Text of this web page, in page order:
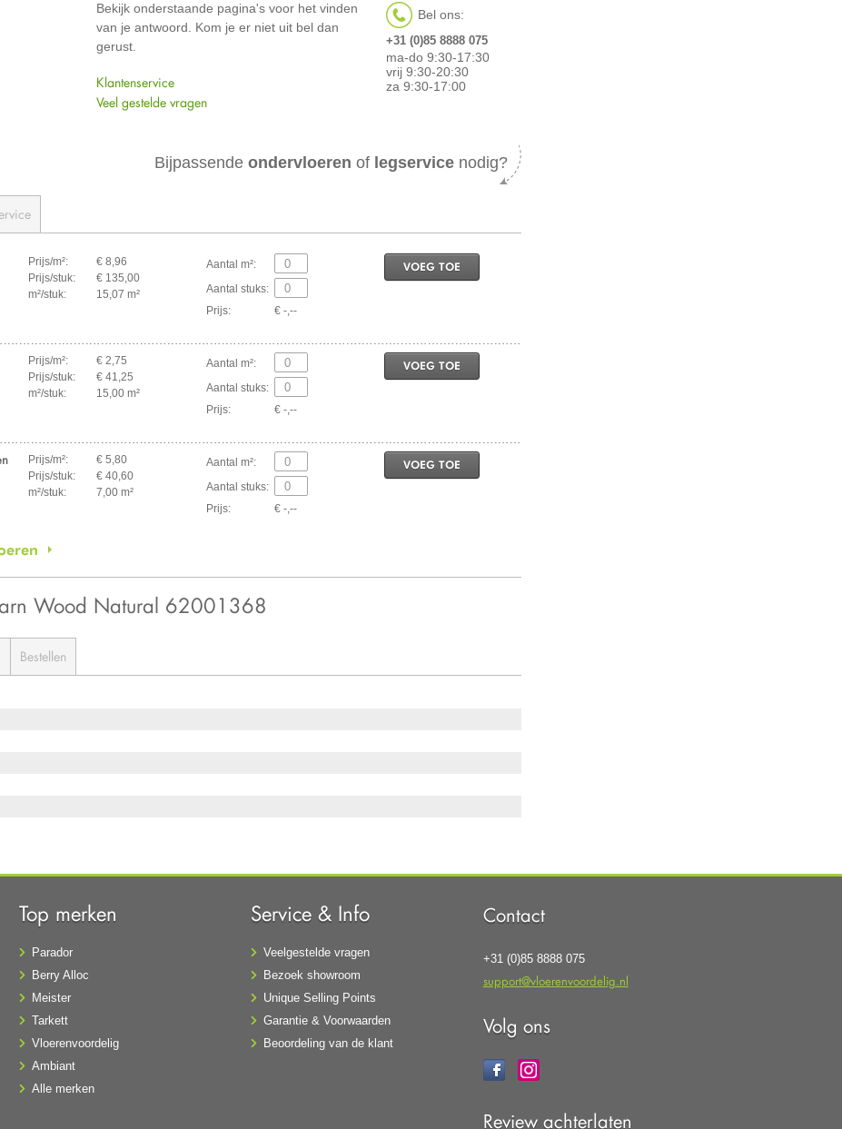
Bekijk onderstaande pagina's voor het vinden
van je antwoord. Kom je er niet uit bel dan
gerust.
Klantenservice
Veel gestelde vragen
Bel ons:
+31 (0)85 8888 075
ma-do 9:30-17:30
vrij 9:30-20:30
za 9:30-17:00
Bijpassendeondervloeren of legservice nodig?
Prijs/m²:
€ 8,96
Prijs/stuk:
€ 135,00
m²/stuk:
15,07 m²
Aantal m²:
Aantal stuks:
Prijs:
€ -,--
VOEG TOE
Prijs/m²:
€ 2,75
Prijs/stuk:
€ 41,25
m²/stuk:
15,00 m²
Aantal m²:
Aantal stuks:
Prijs:
€ -,--
VOEG TOE
Prijs/m²:
€ 5,80
Prijs/stuk:
€ 40,60
m²/stuk:
7,00 m²
Aantal m²:
Aantal stuks:
Prijs:
€ -,--
VOEG TOE
Wood Natural 62001368
Bestellen
Top merken
Parador
Berry Alloc
Meister
Tarkett
Vloerenvoordelig
Ambiant
Alle merken
Service & Info
Veelgestelde vragen
Bezoek showroom
Unique Selling Points
Garantie & Voorwaarden
Beoordeling van de klant
Contact
+31 (0)85 8888 075
support@vloerenvoordelig.nl
Volg ons
Review achterlaten